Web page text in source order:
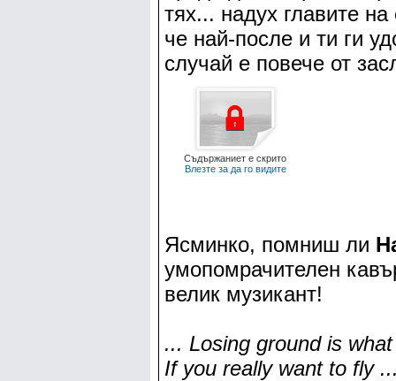
тях... надух главите
че най-после и ти ги
случай е повече от
Съдържаниет е скрито
Влезте за да го видите
Ясминко, помниш ли
умопомрачителен
велик музикант!
... Losing ground is
If you really want to fly